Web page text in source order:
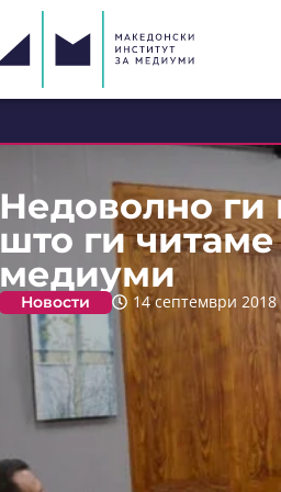
Недоволно ги
што ги
медиуми
Новости 14 септември 2018